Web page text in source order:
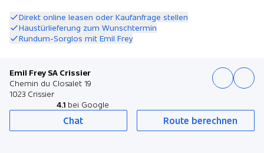
Direkt online leasen oder Kaufanfrage stellen
Haustürlieferung zum Wunschtermin
Rundum-Sorglos mit Emil Frey
Emil Frey SA Crissier
Chemin du Closalet 19
1023 Crissier
4.1 bei Google
Chat Route berechnen